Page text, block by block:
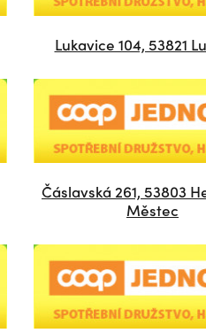
Lukavice 104, 53821
Čáslavská 261, 53803
Městec